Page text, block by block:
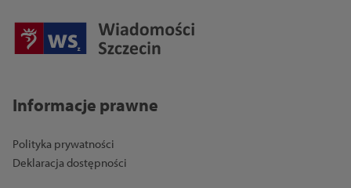
Informacje prawne
Polityka prywatności
Deklaracja dostępności